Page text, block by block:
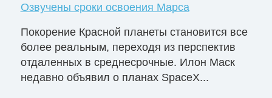
Озвучены сроки освоения Марса
Покорение Красной планеты становится все
более реальным, переходя из перспектив
отдаленных в среднесрочные. Илон Маск
недавно объявил о планах SpaceX...